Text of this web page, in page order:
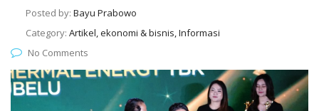
Posted by: Bayu Prabowo
Category: Artikel, ekonomi & bisnis, Informasi
No Comments